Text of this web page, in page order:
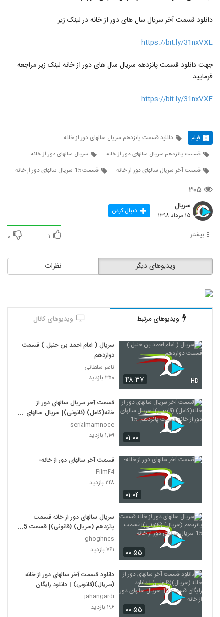
دانلود قسمت آخر سریال سال های دور از خانه در لینک زیر
https://bit.ly/31nxVXE
جهت دانلود قسمت پانزدهم سریال سال های دور از خانه لینک زیر مراجعه
فرمایید
https://bit.ly/31nxVXE
فیلم
دانلود قسمت پانزدهم سریال سالهای دور از خانه
قسمت پانزدهم سریال سالهای دور از خانه
سریال سالهای دور از خانه
قسمت آخر سریال سالهای دور از خانه
قسمت 15 سریال سالهای دور از خانه
۳۰۵
سریال
۱۵ مرداد ۱۳۹۸ دنبال کردن
بیشتر ۱ ۰
نظرات ویدیوهای دیگر
ویدیوهای مرتبط ویدیوهای کانال
۴۸:۳۷ HD
سریال ( امام احمد بن حنبل ) قسمت
دوازدهم
ناصر سلطانی
۳۵۰ بازدید
۰۱:۰۰
قسمت آخر سریال سالهای دور از
خانه(کامل) (قانونی)| سریال سالهای
دور از خانه قسمت پانزدهم -15-
serialmamnooe
۱,۱۰۹ بازدید
۰۱:۰۴
قسمت آخر سالهای دور از خانه-
FilmF4
۲۴۸ بازدید
۰۰:۵۵
سریال سالهای دور از خانه قسمت
پانزدهم (سریال) (قانونی)| قسمت 15
سریال سالهای دور از خانه
ghoghnos
۷۶۱ بازدید
۰۰:۵۵
دانلود قسمت آخر سالهای دور از خانه
(سریال)(قانونی) | دانلود رایگان
قسمت 15 سریال سالهای دور از خانه
jahangardi
۱۹۶ بازدید